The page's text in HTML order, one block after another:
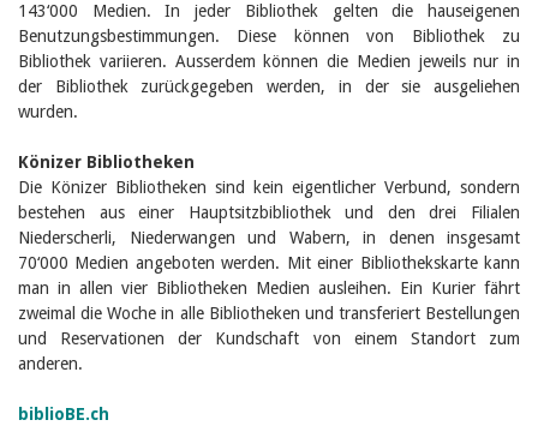
143‘000 Medien. In jeder Bibliothek gelten die hauseigenen
Benutzungsbestimmungen. Diese können von Bibliothek zu
Bibliothek variieren. Ausserdem können die Medien jeweils nur in
der Bibliothek zurückgegeben werden, in der sie ausgeliehen
wurden.
Könizer Bibliotheken
Die Könizer Bibliotheken sind kein eigentlicher Verbund, sondern
bestehen aus einer Hauptsitzbibliothek und den drei Filialen
Niederscherli, Niederwangen und Wabern, in denen insgesamt
70‘000 Medien angeboten werden. Mit einer Bibliothekskarte kann
man in allen vier Bibliotheken Medien ausleihen. Ein Kurier fährt
zweimal die Woche in alle Bibliotheken und transferiert Bestellungen
und Reservationen der Kundschaft von einem Standort zum
anderen.
biblioBE.ch